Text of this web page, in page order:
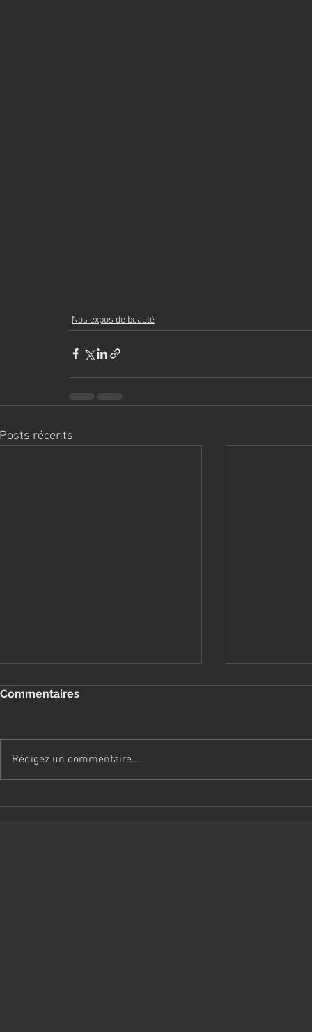
Nos expos de beauté
Posts récents
Velvet à Mondovi
Commentaires
Rédigez un commentaire...